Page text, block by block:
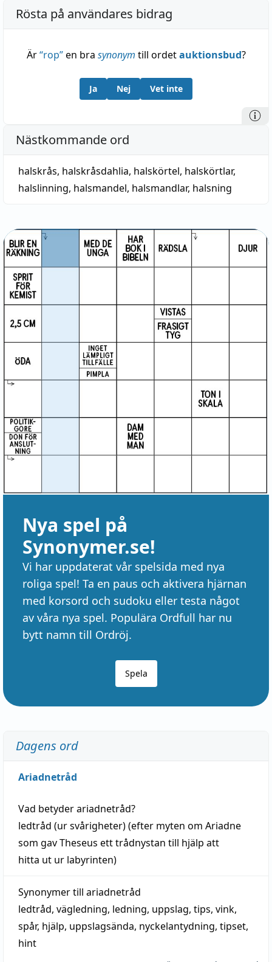
Rösta på användares bidrag
Är“rop”en bra synonym till ordetauktionsbud?
Ja Nej Vet inte
Nästkommande ord
halskrås, halskråsdahlia, halskörtel, halskörtlar,
halslinning, halsmandel, halsmandlar, halsning
Nya spel på
Synonymer.se!
Vi har uppdaterat vår spelsida med nya
roliga spel! Ta en paus och aktivera hjärnan
med korsord och sudoku eller testa något
av våra nya spel. Populära Ordfull har nu
bytt namn till Ordröj.
Spela
Dagens ord
Ariadnetråd
Vad betyderariadnetråd?
ledtråd (ur svårigheter) (efter myten om Ariadne
som gav Theseus ett trådnystan till hjälp att
hitta ut ur labyrinten)
Synonymer till ariadnetråd
ledtråd, vägledning, ledning, uppslag, tips, vink,
spår, hjälp, uppslagsända, nyckelantydning, tipset,
hint